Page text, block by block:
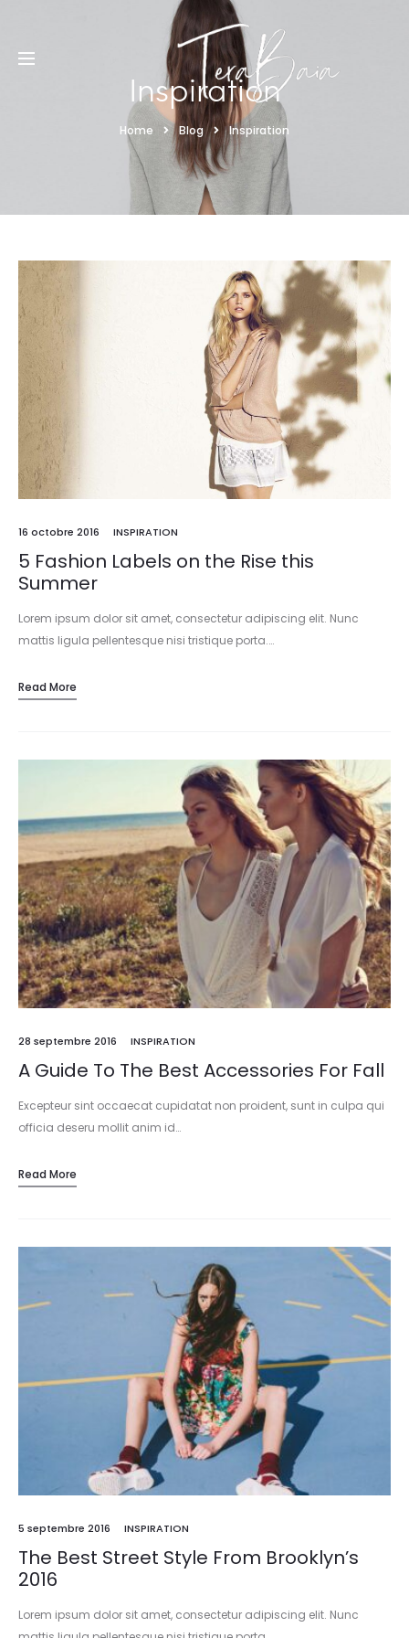
Inspiration
Home Blog Inspiration
16 octobre 2016 INSPIRATION
5 Fashion Labels on the Rise this
Summer
Lorem ipsum dolor sit amet, consectetur adipiscing elit. Nunc
mattis ligula pellentesque nisi tristique porta.…
Read More
28 septembre 2016 INSPIRATION
A Guide To The Best Accessories For Fall
Excepteur sint occaecat cupidatat non proident, sunt in culpa qui
officia deseru mollit anim id…
Read More
5 septembre 2016 INSPIRATION
The Best Street Style From Brooklyn’s
2016
Lorem ipsum dolor sit amet, consectetur adipiscing elit. Nunc